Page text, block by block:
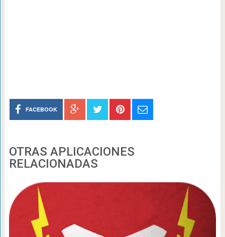
FACEBOOK
OTRAS APLICACIONES
RELACIONADAS